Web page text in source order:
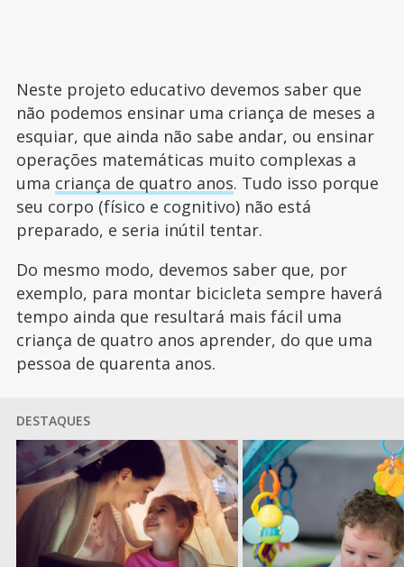
Neste projeto educativo devemos saber que
não podemos ensinar uma criança de meses a
esquiar, que ainda não sabe andar, ou ensinar
operações matemáticas muito complexas a
uma criança de quatro anos. Tudo isso porque
seu corpo (físico e cognitivo) não está
preparado, e seria inútil tentar.
Do mesmo modo, devemos saber que, por
exemplo, para montar bicicleta sempre haverá
tempo ainda que resultará mais fácil uma
criança de quatro anos aprender, do que uma
pessoa de quarenta anos.
DESTAQUES